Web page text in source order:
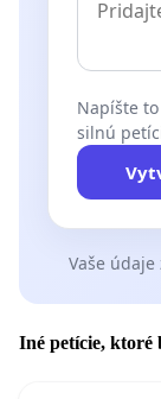
Napíšte
silnú
Vaše údaje
Iné petície, ktoré